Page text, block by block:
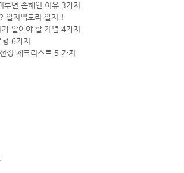
루면 손해인 이유 3가지
알지팩토리 알지 !
알아야 할 개념 4가지
6가지
정 체크리스트 5 가지